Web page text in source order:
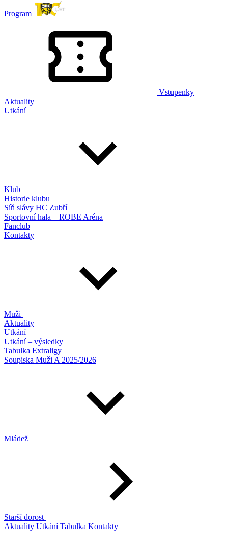
Program
Vstupenky
Aktuality
Utkání
Klub
Historie klubu
Síň slávy HC Zubří
Sportovní hala – ROBE Aréna
Fanclub
Kontakty
Muži
Aktuality
Utkání
Utkání – výsledky
Tabulka Extraligy
Soupiska Muži A 2025/2026
Mládež
Starší dorost
Aktuality UtkáníTabulka Kontakty